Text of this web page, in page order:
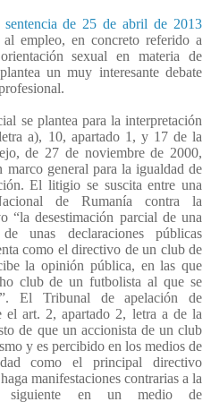
sentencia de 25 de abril de 2013
al empleo, en concreto referido a
sexual en materia de
un muy interesante debate
se plantea para la interpretación
a), 10, apartado 1, y 17 de la
de 27 de noviembre de 2000,
general para la igualdad de
El litigio se suscita entre una
de Rumanía contra la
“la desestimación parcial de una
unas declaraciones públicas
como el directivo de un club de
la opinión pública, en las que
club de un futbolista al que se
El Tribunal de apelación de
el art. 2, apartado 2, letra a de la
de que un accionista de un club
y es percibido en los medios de
como el principal directivo
manifestaciones contrarias a la
siguiente en un medio de